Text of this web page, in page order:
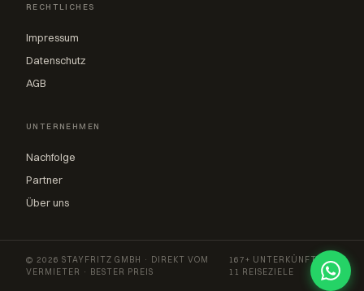
RECHTLICHES
Impressum
Datenschutz
AGB
UNTERNEHMEN
Nachfolge
Partner
Über uns
© 2026 STAYFRITZ GMBH · DIREKT VOM
VERMIETER · BESTER PREIS
167+ UNTERKÜNFTE ·
11 REISEZIELE